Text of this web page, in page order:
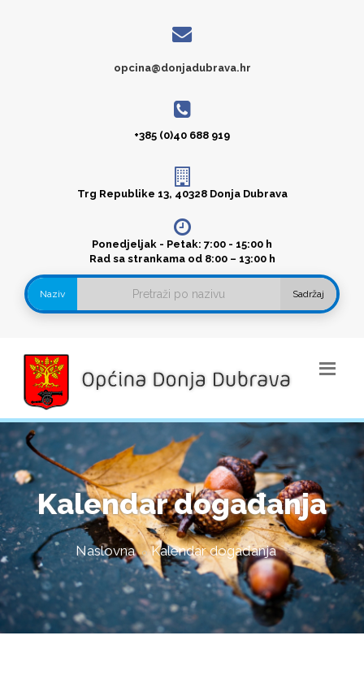
opcina@donjadubrava.hr
+385 (0)40 688 919
Trg Republike 13, 40328 Donja Dubrava
Ponedjeljak - Petak: 7:00 - 15:00 h
Rad sa strankama od 8:00 – 13:00 h
Naziv Sadržaj
Kalendar događanja
Naslovna Kalendar događanja